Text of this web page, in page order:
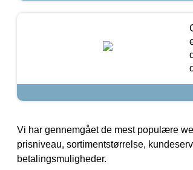
Vi har gennemgået de mest populære
prisniveau, sortimentstørrelse,
betalingsmuligheder.